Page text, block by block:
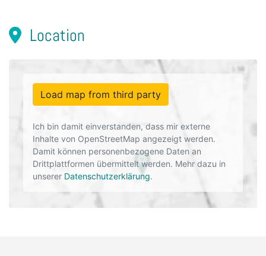
Location
Load map from third party
Ich bin damit einverstanden, dass mir externe
Inhalte von OpenStreetMap angezeigt werden.
Damit können personenbezogene Daten an
Drittplattformen übermittelt werden. Mehr dazu in
unserer Datenschutzerklärung.